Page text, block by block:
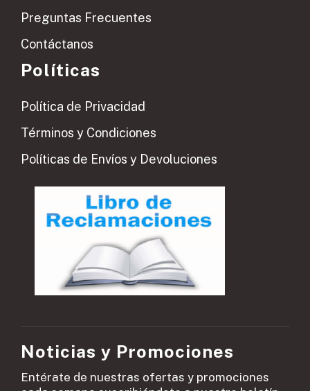
Preguntas Frecuentes
Contáctanos
Políticas
Política de Privacidad
Términos y Condiciones
Políticas de Envíos y Devoluciones
Noticias y Promociones
Entérate de nuestras ofertas y promociones